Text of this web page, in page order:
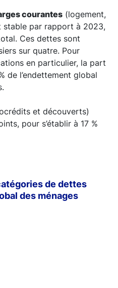
courantes (logement,
stable par rapport à 2023,
Ces dettes sont
sur quatre. Pour
en particulier, la part
de l’endettement global
et découverts)
pour s’établir à 17 %
de dettes
des ménages